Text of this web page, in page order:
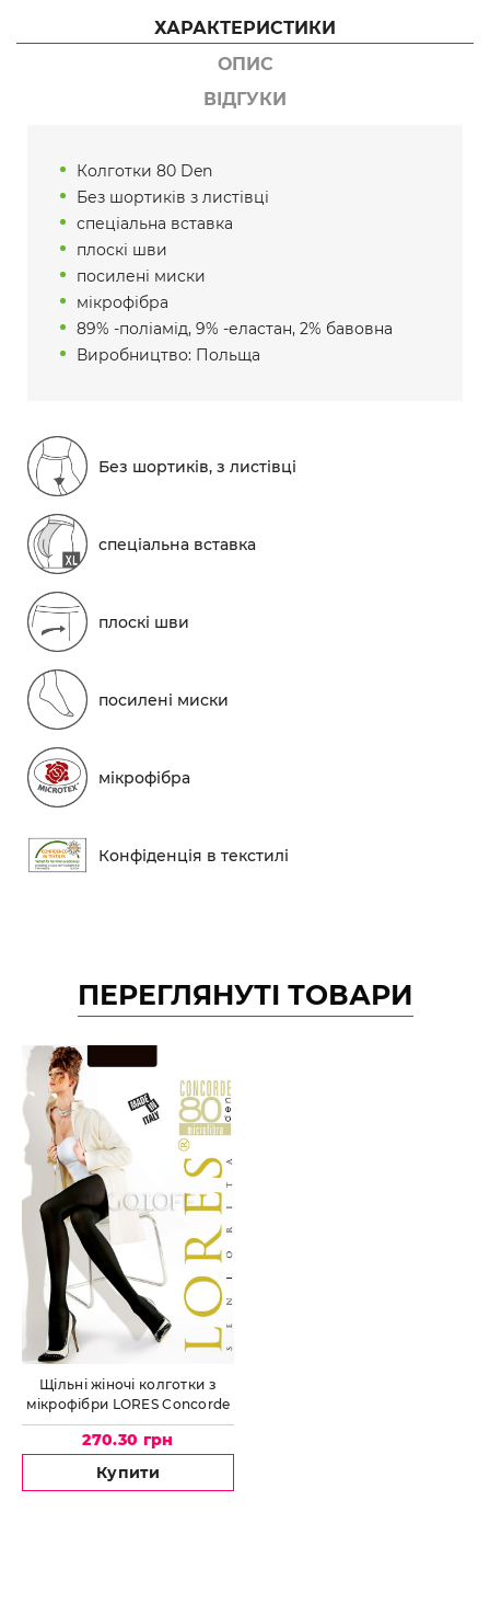
ХАРАКТЕРИСТИКИ
ОПИС
ВІДГУКИ
Колготки 80 Den
Без шортиків з листівці
спеціальна вставка
плоскі шви
посилені миски
мікрофібра
89% -поліамід, 9% -еластан, 2% бавовна
Виробництво: Польща
Без шортиків, з листівці
спеціальна вставка
плоскі шви
посилені миски
мікрофібра
Конфіденція в текстилі
ПЕРЕГЛЯНУТІ ТОВАРИ
Щільні жіночі колготки з
мікрофібри LORES Concorde
80
270.30 грн
Купити